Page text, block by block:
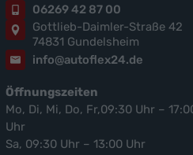
06269 42 87 00
Gottlieb-Daimler-Straße 42
74831 Gundelsheim
info@autoflex24.de
Öffnungszeiten
Mo, Di, Mi, Do, Fr,09:30 Uhr –
Uhr
Sa, 09:30 Uhr – 13:00 Uhr